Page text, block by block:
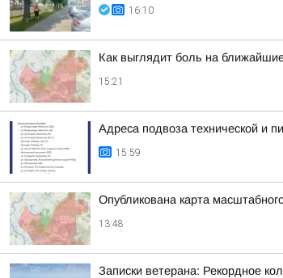
16:10
Как выглядит боль на
15:21
Адреса подвоза технической и
15:59
Опубликована карта
13:48
Записки ветерана: Рекордное